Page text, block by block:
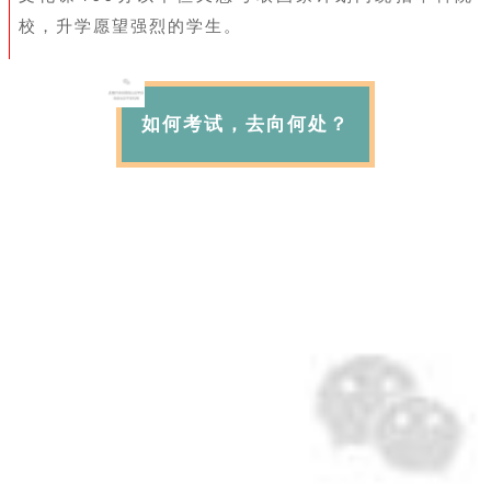
校，升学愿望强烈的学生。
如何考试，去向何处？